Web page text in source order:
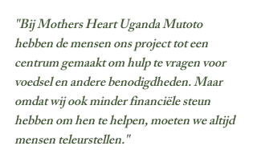
"Bij Mothers Heart Uganda Mutoto
hebben de mensen ons project tot een
centrum gemaakt om hulp te vragen voor
voedsel en andere benodigdheden. Maar
omdat wij ook minder financiële steun
hebben om hen te helpen, moeten we altijd
mensen teleurstellen."